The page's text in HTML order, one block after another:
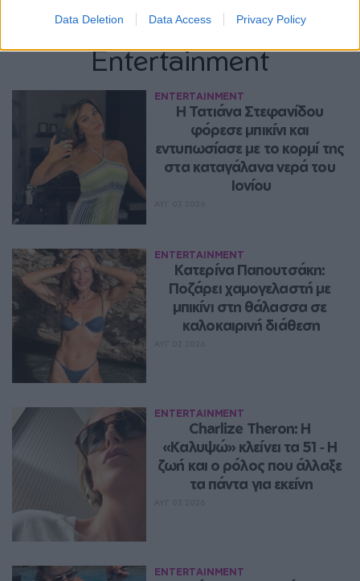
Data Deletion Data Access Privacy Policy
Περισσότερα Θέματα
Entertainment
ENTERTAINMENT
Η Τατιάνα Στεφανίδου
φόρεσε μπικίνι και
εντυπωσίασε με το κορμί της
στα καταγάλανα νερά του
Ιονίου
ENTERTAINMENT
Κατερίνα Παπουτσάκη:
Ποζάρει χαμογελαστή με
μπικίνι στη θάλασσα σε
καλοκαιρινή διάθεση
ENTERTAINMENT
Charlize Theron: Η
«Καλυψώ» κλείνει τα 51 ‑ H
ζωή και ο ρόλος που άλλαξε
τα πάντα για εκείνη
ENTERTAINMENT